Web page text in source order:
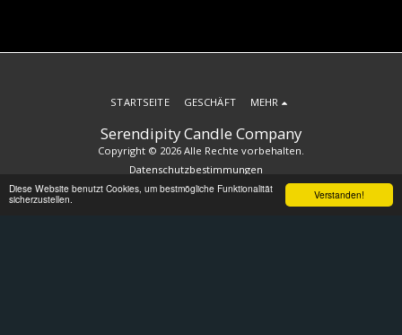
Verstanden!
Diese Website benutzt Cookies, um bestmögliche Funktionalität
sicherzustellen.
Serendipity Candle Company
Copyright © 2026 Alle Rechte vorbehalten.
Datenschutzbestimmungen
STARTSEITE GESCHÄFT MEHR